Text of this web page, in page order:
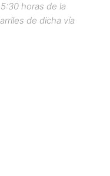
horas de la
de dicha vía